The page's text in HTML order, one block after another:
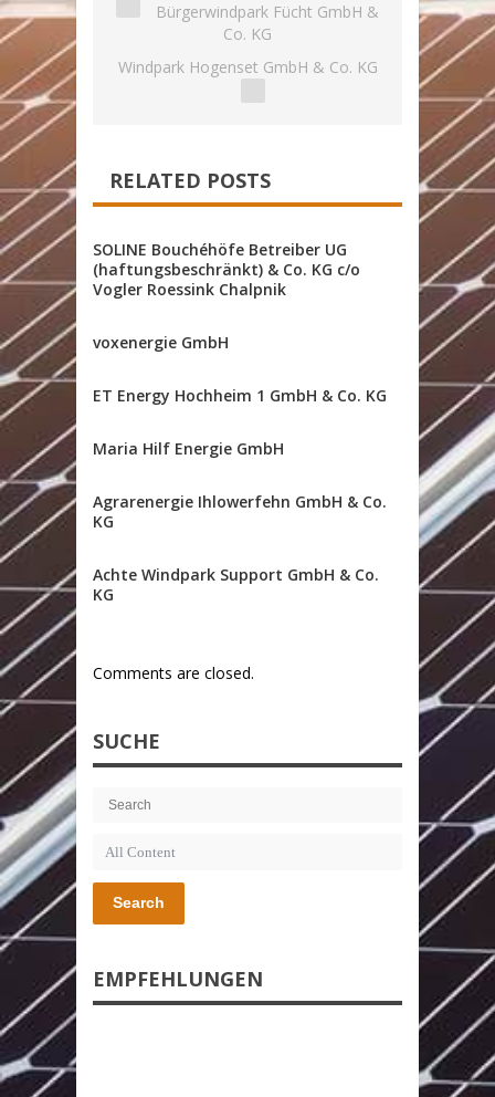
Bürgerwindpark Fücht GmbH &
Co. KG
Windpark Hogenset GmbH & Co. KG
RELATED POSTS
SOLINE Bouchéhöfe Betreiber UG
(haftungsbeschränkt) & Co. KG c/o
Vogler Roessink Chalpnik
voxenergie GmbH
ET Energy Hochheim 1 GmbH & Co. KG
Maria Hilf Energie GmbH
Agrarenergie Ihlowerfehn GmbH & Co.
KG
Achte Windpark Support GmbH & Co.
KG
Comments are closed.
SUCHE
Search
EMPFEHLUNGEN